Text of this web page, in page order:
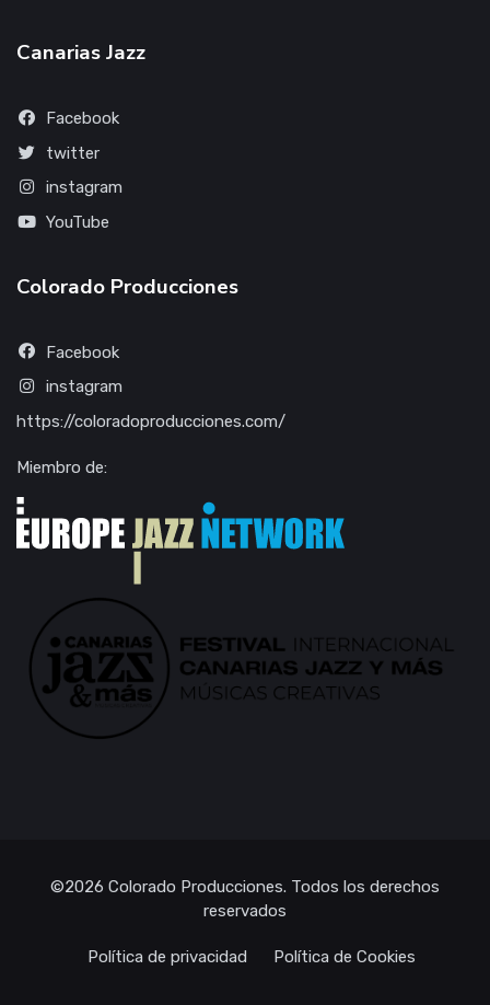
Canarias Jazz
Facebook
twitter
instagram
YouTube
Colorado Producciones
Facebook
instagram
https://coloradoproducciones.com/
Miembro de:
©2026 Colorado Producciones. Todos los derechos
reservados
Política de privacidad Política de Cookies